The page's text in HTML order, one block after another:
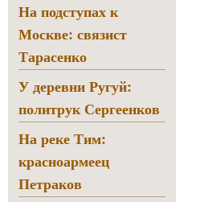
На подступах к
Москве: связист
Тарасенко
У деревни Ругуй:
политрук Сергеенков
На реке Тим:
красноармеец
Петраков